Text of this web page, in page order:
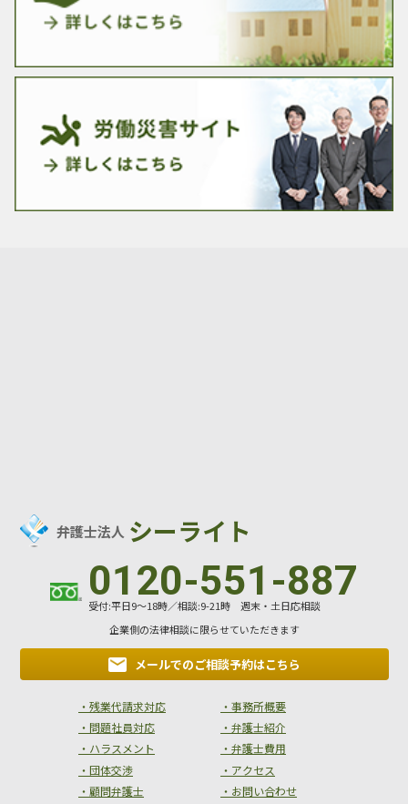
弁護士法人 シーライト
0120-551-887
受付:平日9～18時／相談:9-21時 週末・土日応相談
企業側の法律相談に限らせていただきます
メールでのご相談予約はこちら
・残業代請求対応
・問題社員対応
・ハラスメント
・団体交渉
・顧問弁護士
・事務所概要
・弁護士紹介
・弁護士費用
・アクセス
・お問い合わせ